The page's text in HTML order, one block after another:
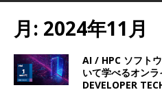
月: 2024年11月
AI / HPC ソフト
いて学べるオン
DEVELOPER